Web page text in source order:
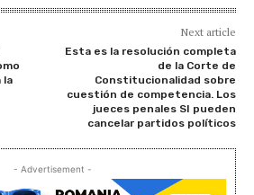
la
Next article
Esta es la resolución completa
de la Corte de
Constitucionalidad sobre
cuestión de competencia. Los
jueces penales SI pueden
cancelar partidos políticos
- Advertisement -